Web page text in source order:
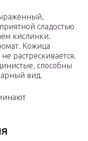
сладостью
кислинки.
Кожица
растрескивается.
способны
вид.